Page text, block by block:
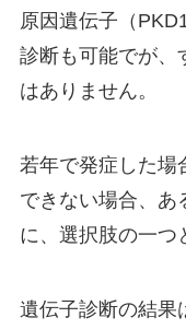
原因遺伝子（
診断も可能でが、
はありません。
若年で発症した場
できない場合、あ
に、選択肢の一つ
遺伝子診断の結果